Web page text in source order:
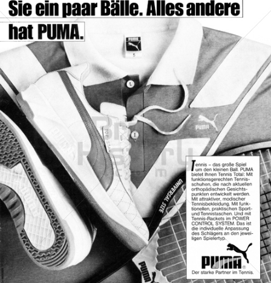
PUMA PUMA AG RUDOLF DASSLER SPORT 1986